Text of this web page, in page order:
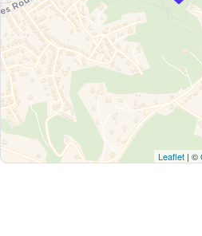
Leaflet | ©